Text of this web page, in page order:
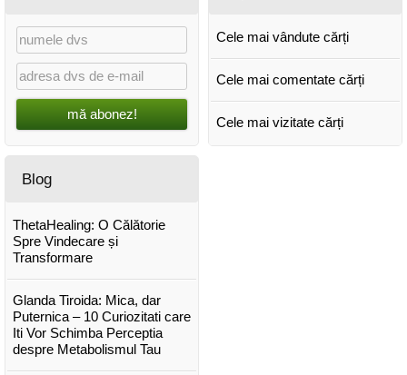
mă abonez!
Cele mai vândute cărți
Cele mai comentate cărți
Cele mai vizitate cărți
Blog
ThetaHealing: O Călătorie
Spre Vindecare și
Transformare
Glanda Tiroida: Mica, dar
Puternica – 10 Curiozitati care
Iti Vor Schimba Perceptia
despre Metabolismul Tau